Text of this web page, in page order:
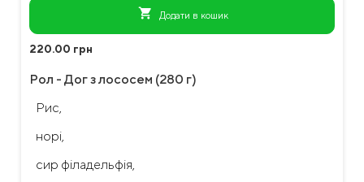
shopping_cart Додати в кошик
220.00 грн
Рол - Дог з лососем (280 г)
Рис,
норі,
сир філадельфія,